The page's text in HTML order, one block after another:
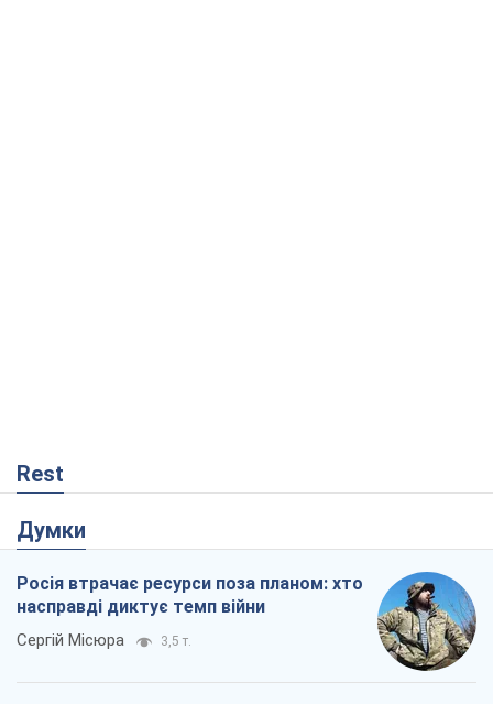
Rest
Думки
Росія втрачає ресурси поза планом: хто
насправді диктує темп війни
Сергій Місюра 3,5 т.